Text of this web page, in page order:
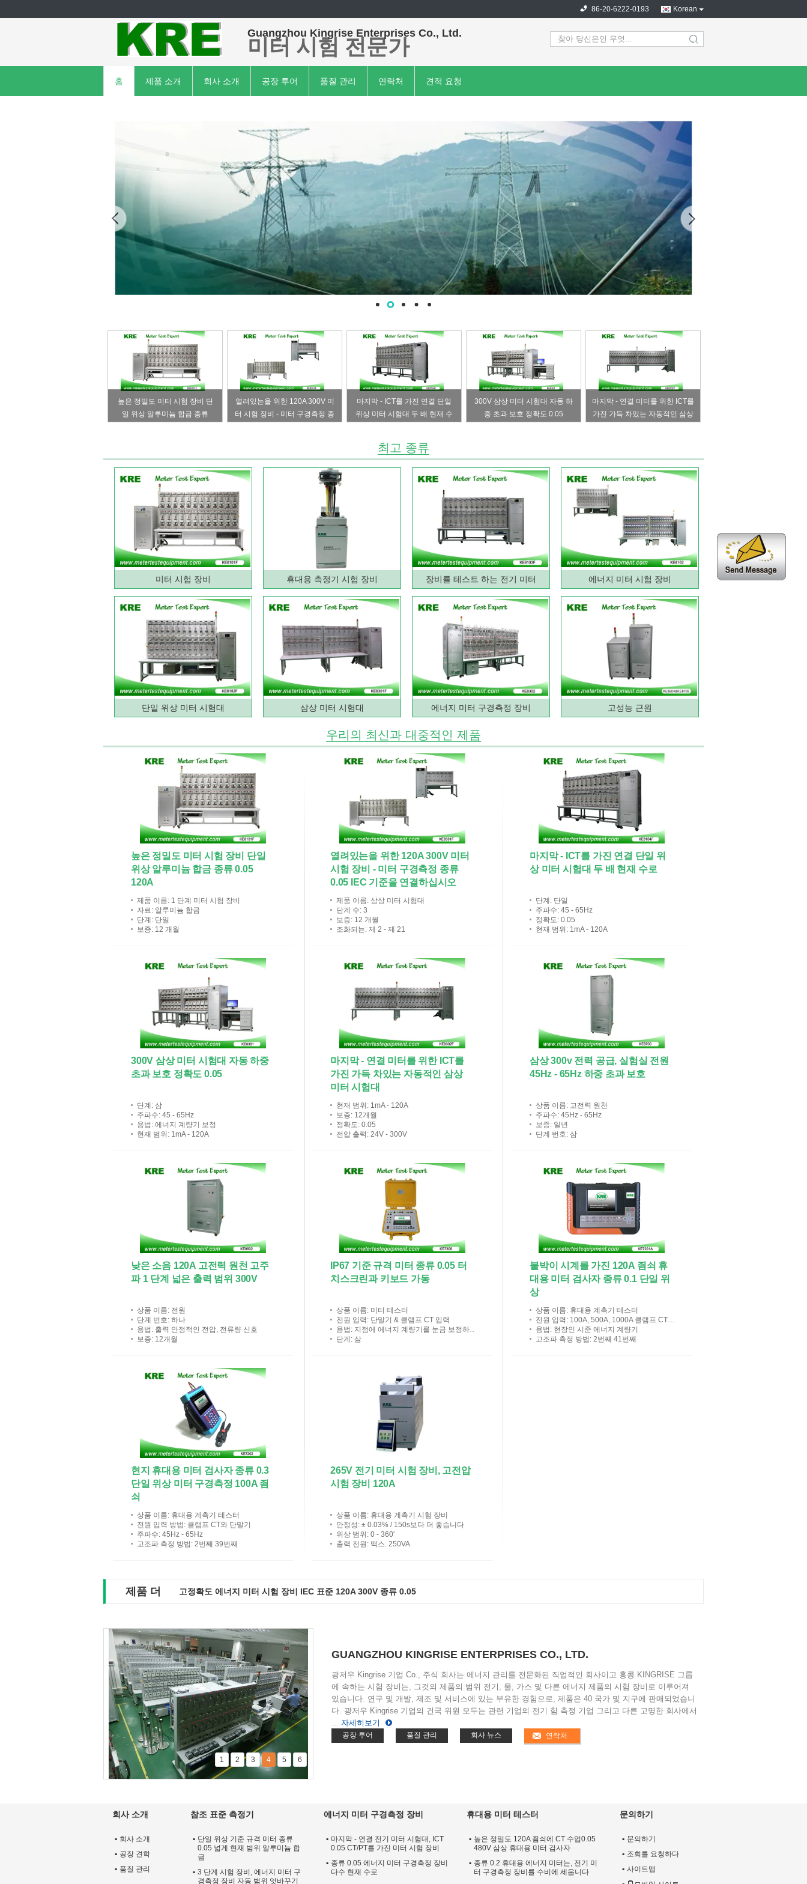
Korean
86-20-6222-0193
Guangzhou Kingrise Enterprises Co., Ltd.
미터 시험 전문가 search
홈 제품 소개 회사 소개 공장 투어 품질 관리 연락처 견적 요청
높은 정밀도 미터 시험 장비 단
일 위상 알루미늄 합금 종류
열려있는을 위한 120A 300V 미
터 시험 장비 - 미터 구경측정 종
마지막 - ICT를 가진 연결 단일
위상 미터 시험대 두 배 현재 수
300V 삼상 미터 시험대 자동 하
중 초과 보호 정확도 0.05
마지막 - 연결 미터를 위한 ICT를
가진 가득 차있는 자동적인 삼상
최고 종류
미터 시험 장비 휴대용 측정기 시험 장비 장비를 테스트 하는 전기 미터 에너지 미터 시험 장비
단일 위상 미터 시험대 삼상 미터 시험대 에너지 미터 구경측정 장비 고성능 근원
우리의 최신과 대중적인 제품
높은 정밀도 미터 시험 장비 단일
위상 알루미늄 합금 종류 0.05
120A
제품 이름: 1 단계 미터 시험 장비
자료: 알루미늄 합금
단계 : 단일
보증: 12 개월
열려있는을 위한 120A 300V 미터
시험 장비 - 미터 구경측정 종류
0.05 IEC 기준을 연결하십시오
제품 이름: 삼상 미터 시험대
단계 수: 3
보증: 12 개월
조화되는: 제 2 - 제 21
마지막 - ICT를 가진 연결 단일 위
상 미터 시험대 두 배 현재 수로
단계 : 단일
주파수: 45 - 65Hz
정확도: 0.05
현재 범위 : 1mA - 120A
300V 삼상 미터 시험대 자동 하중
초과 보호 정확도 0.05
단계 : 삼
주파수: 45 - 65Hz
용법 : 에너지 계량기 보정
현재 범위 : 1mA - 120A
마지막 - 연결 미터를 위한 ICT를
가진 가득 차있는 자동적인 삼상
미터 시험대
현재 범위 : 1mA - 120A
보증: 12개월
정확도: 0.05
전압 출력 : 24V - 300V
삼상 300v 전력 공급, 실험실 전원
45Hz - 65Hz 하중 초과 보호
상품 이름: 고전력 원천
주파수: 45Hz - 65Hz
보증: 일년
단계 번호: 삼
낮은 소음 120A 고전력 원천 고주
파 1 단계 넓은 출력 범위 300V
상품 이름: 전원
단계 번호: 하나
용법 : 출력 안정적인 전압, 전류량 신호
보증: 12개월
IP67 기준 규격 미터 종류 0.05 터
치스크린과 키보드 가동
상품 이름: 미터 테스터
전원 입력 : 단말기 & 클램프 CT 입력
용법 : 지점에 에너지 계량기를 눈금 보정하세요
단계 : 삼
붙박이 시계를 가진 120A 죔쇠 휴
대용 미터 검사자 종류 0.1 단일 위
상
상품 이름: 휴대용 계측기 테스터
전원 입력 : 100A, 500A, 1000A 클램프 CT와 10A 단말기
용법 : 현장인 시준 에너지 계량기
고조파 측정 방법 : 2번째 41번째
현지 휴대용 미터 검사자 종류 0.3
단일 위상 미터 구경측정 100A 죔
쇠
상품 이름: 휴대용 계측기 테스터
전원 입력 방법 : 클램프 CT와 단말기
주파수: 45Hz - 65Hz
고조파 측정 방법 : 2번째 39번째
265V 전기 미터 시험 장비, 고전압
시험 장비 120A
상품 이름: 휴대용 계측기 시험 장비
안정성: ± 0.03% / 150s보다 더 좋습니다
위상 범위 : 0 - 360'
출력 전원 : 맥스. 250VA
제품 더 고정확도 에너지 미터 시험 장비 IEC 표준 120A 300V 종류 0.05
1 2 3 4 5 6
GUANGZHOU KINGRISE ENTERPRISES CO., LTD.
광저우 Kingrise 기업 Co., 주식 회사는 에너지 관리를 전문화된 직업적인 회사이고 홍콩 KINGRISE 그룹
에 속하는 시험 장비는, 그것의 제품의 범위 전기, 물, 가스 및 다른 에너지 제품의 시험 장비로 이루어져
있습니다. 연구 및 개발, 제조 및 서비스에 있는 부유한 경험으로, 제품은 40 국가 및 지구에 판매되었습니
다. 광저우 Kingrise 기업의 건국 위원 모두는 관련 기업의 전기 힘 측정 기업 그리고 다른 고명한 회사에서
... 자세히보기
공장 투어 품질 관리 회사 뉴스 연락처
회사 소개
회사 소개
공장 견학
품질 관리
참조 표준 측정기
단일 위상 기준 규격 미터 종류
0.05 넓게 현재 범위 알루미늄 합
금
3 단계 시험 장비, 에너지 미터 구
경측정 장비 자동 범위 엇바꾸기
에너지 미터 구경측정 장비
마지막 - 연결 전기 미터 시험대, ICT
0.05 CT/PT를 가진 미터 시험 장비
종류 0.05 에너지 미터 구경측정 장비
다수 현재 수로
휴대용 미터 테스터
높은 정밀도 120A 죔쇠에 CT 수업0.05
480V 삼상 휴대용 미터 검사자
종류 0.2 휴대용 에너지 미터는, 전기 미
터 구경측정 장비를 수비에 세웁니다
문의하기
문의하기
조회를 요청하다
사이트맵